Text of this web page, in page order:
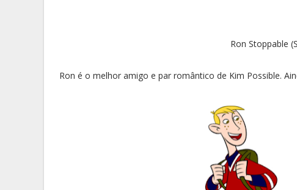
Ron Stoppable
Ron é o melhor amigo e par romântico de Kim Possible.